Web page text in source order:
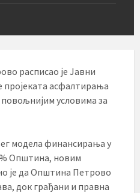
расписао је Јавни
асфалтирања
условима за
модела финансирања у
Општина, новим
је да Општина Петрово
док грађани и правна